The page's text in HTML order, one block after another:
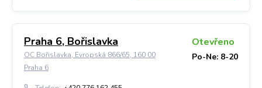
Praha 6, Bořislavka
OC Bořislavka, Evropská 866/65, 160 00
Praha 6
Otevřeno
Po-Ne: 8-20